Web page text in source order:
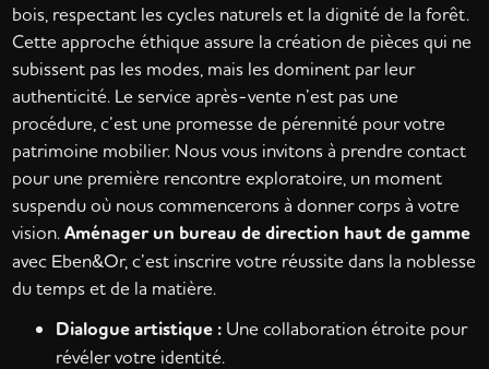
bois, respectant les cycles naturels et la dignité de la forêt.
Cette approche éthique assure la création de pièces qui ne
subissent pas les modes, mais les dominent par leur
authenticité. Le service après-vente n’est pas une
procédure, c’est une promesse de pérennité pour votre
patrimoine mobilier. Nous vous invitons à prendre contact
pour une première rencontre exploratoire, un moment
suspendu où nous commencerons à donner corps à votre
vision.Aménager un bureau de direction haut de gamme
avec Eben&Or, c’est inscrire votre réussite dans la noblesse
du temps et de la matière.
Dialogue artistique : Une collaboration étroite pour
révéler votre identité.